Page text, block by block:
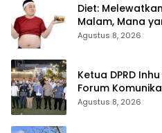
Diet:
Malam, Mana
Dokter
Agustus 8, 2026
Ketua DPRD
Forum
Bersama Kejari
Agustus 8, 2026